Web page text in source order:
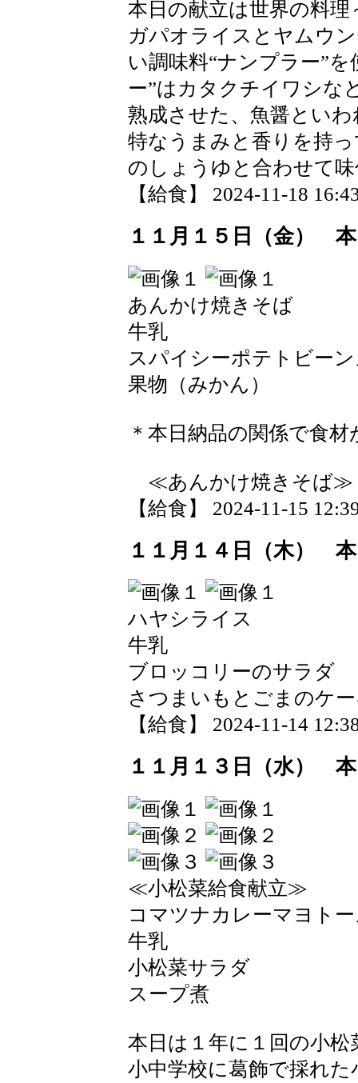
本日の献立は世界の料
ガパオライスとヤムウ
い調味料“ナンプラー”
ー”はカタクチイワシな
熟成させた、魚醤とい
特なうまみと香りを持
のしょうゆと合わせて
【給食】 2024-11-18
１１月１５日（金）
あんかけ焼きそば
牛乳
スパイシーポテトビー
果物（みかん）
＊本日納品の関係で食
≪あんかけ焼きそ
【給食】 2024-11-15
１１月１４日（木）
ハヤシライス
牛乳
ブロッコリーのサラダ
さつまいもとごまのケ
【給食】 2024-11-14
１１月１３日（水）
≪小松菜給食献立≫
コマツナカレーマヨト
牛乳
小松菜サラダ
スープ煮
本日は１年に１回の小
小中学校に葛飾で採れ